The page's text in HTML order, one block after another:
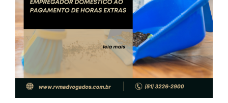
LER NOTÍCIA